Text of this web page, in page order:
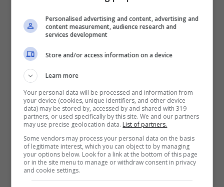
giudicarlo gara dopo gara. A Kimi non è stato
chiesto di vincere sin da subito, l’importante
è che continui a crescere e vincere altre
La vittoria di Miami credo che sia stata la più
bella, per come l’ha costruita e portata a
casa. Ha avuto l’abilità e la bravura di tenersi
lontano dai casini del primo giro, piazzando
due sorpassi a Leclerc e Norris, due veri
campioni e ha imposto il ritmo alla corsa
amministrando il vantaggio senza
Personalised advertising and content, advertising and
content measurement, audience research and
services development
Store and/or access information on a device
Learn more
Your personal data will be processed and information from
your device (cookies, unique identifiers, and other device
data) may be stored by, accessed by and shared with 319
partners, or used specifically by this site. We and our partners
may use precise geolocation data. List of partners.
Some vendors may process your personal data on the basis
of legitimate interest, which you can object to by managing
your options below. Look for a link at the bottom of this page
or in the site menu to manage or withdraw consent in privacy
and cookie settings.